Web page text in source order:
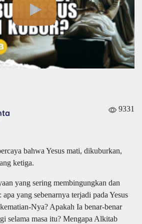
9331
bahwa Yesus mati, dikuburkan,
ketiga.
yang sering membingungkan dan
yang sebenarnya terjadi pada Yesus
Nya? Apakah Ia benar-benar
selama masa itu? Mengapa Alkitab